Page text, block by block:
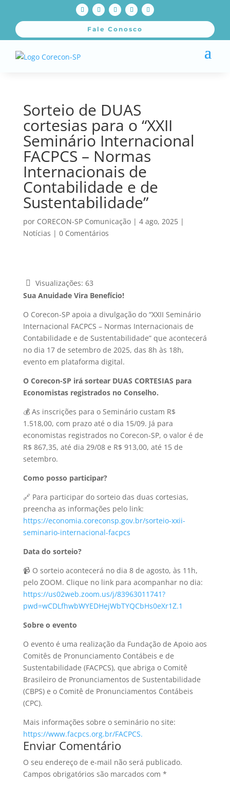
Fale Conosco
Sorteio de DUAS
cortesias para o “XXII
Seminário Internacional
FACPCS – Normas
Internacionais de
Contabilidade e de
Sustentabilidade”
por CORECON-SP Comunicação| 4 ago, 2025|
Notícias | 0 Comentários
Visualizações: 63
Sua Anuidade Vira Benefício!
O Corecon-SP apoia a divulgação do “XXII Seminário
Internacional FACPCS – Normas Internacionais de
Contabilidade e de Sustentabilidade” que acontecerá
no dia 17 de setembro de 2025, das 8h às 18h,
evento em plataforma digital.
O Corecon-SP irá sortear DUAS CORTESIAS para
Economistas registrados no Conselho.
💰 As inscrições para o Seminário custam R$
1.518,00, com prazo até o dia 15/09. Já para
economistas registrados no Corecon-SP, o valor é de
R$ 867,35, até dia 29/08 e R$ 913,00, até 15 de
setembro.
Como posso participar?
🔗 Para participar do sorteio das duas cortesias,
preencha as informações pelo link:
https://economia.coreconsp.gov.br/sorteio-xxii-
seminario-internacional-facpcs
Data do sorteio?
📹 O sorteio acontecerá no dia 8 de agosto, às 11h,
pelo ZOOM. Clique no link para acompanhar no dia:
https://us02web.zoom.us/j/83963011741?
pwd=wCDLfhwbWYEDHejWbTYQCbHs0eXr1Z.1
Sobre o evento
O evento é uma realização da Fundação de Apoio aos
Comitês de Pronunciamento Contábeis e de
Sustentabilidade (FACPCS), que abriga o Comitê
Brasileiro de Pronunciamentos de Sustentabilidade
(CBPS) e o Comitê de Pronunciamentos Contábeis
(CPC).
Mais informações sobre o seminário no site:
https://www.facpcs.org.br/FACPCS.
Enviar Comentário
O seu endereço de e-mail não será publicado.
Campos obrigatórios são marcados com *